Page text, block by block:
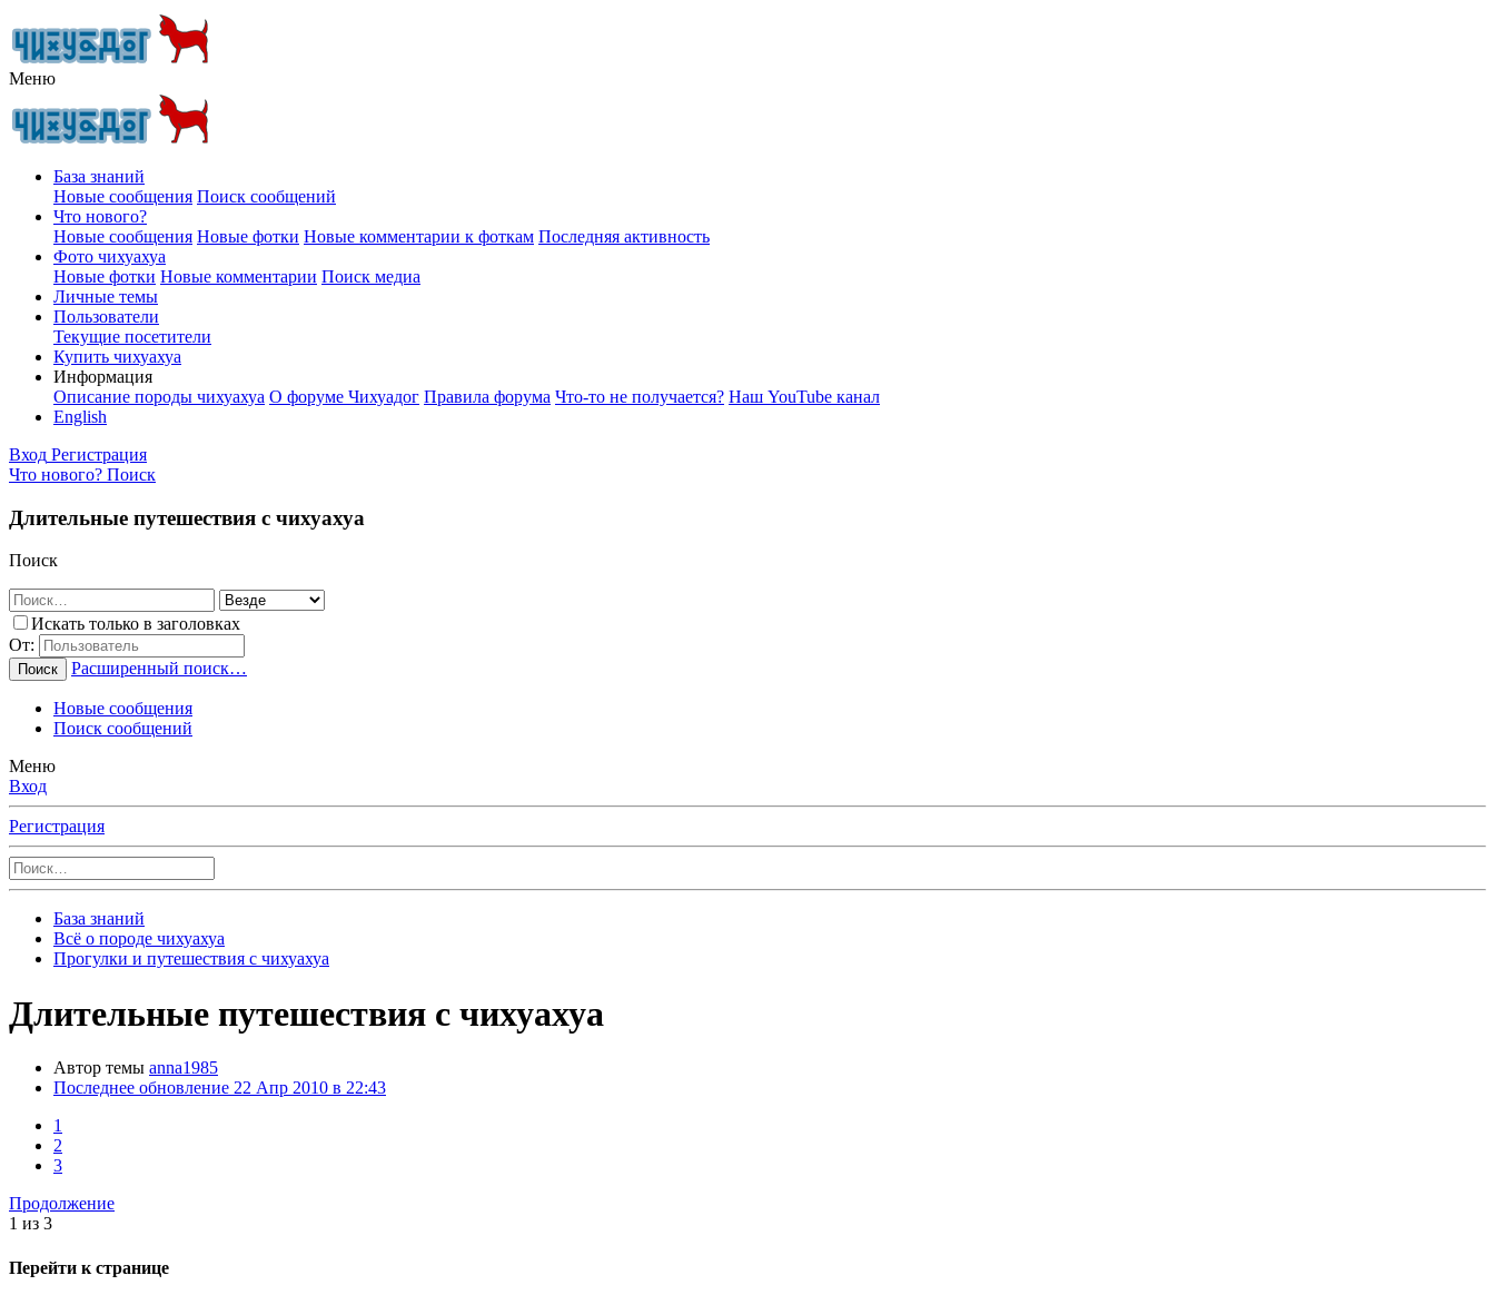
Меню
База знаний
Новые сообщения Поиск сообщений
Что нового?
Новые сообщения Новые фотки Новые комментарии к фоткам Последняя активность
Фото чихуахуа
Новые фотки Новые комментарии Поиск медиа
Личные темы
Пользователи
Текущие посетители
Купить чихуахуа
Информация
Описание породы чихуахуа О форуме Чихуадог Правила форума Что-то не получается? Наш YouTube канал
English
Вход Регистрация
Что нового? Поиск
Длительные путешествия с чихуахуа
Поиск
Искать только в заголовках
От:
Поиск Расширенный поиск…
Новые сообщения
Поиск сообщений
Меню
Вход
Регистрация
База знаний
Всё о породе чихуахуа
Прогулки и путешествия с чихуахуа
Длительные путешествия с чихуахуа
Автор темы anna1985
Последнее обновление 22 Апр 2010 в 22:43
1
2
3
Продолжение
1 из 3
Перейти к странице